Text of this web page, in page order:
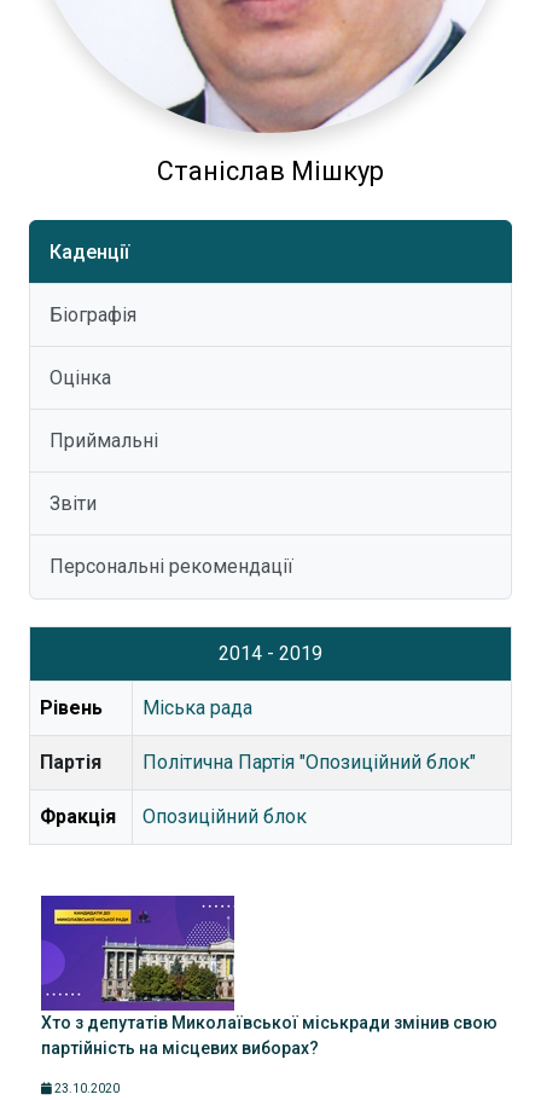
Станіслав Мішкур
Каденції
Біографія
Оцінка
Приймальні
Звіти
Персональні рекомендації
2014 - 2019
Рівень Міська рада
Партія Політична Партія "Опозиційний блок"
Фракція Опозиційний блок
Хто з депутатів Миколаївської міськради змінив свою
партійність на місцевих виборах?
23.10.2020